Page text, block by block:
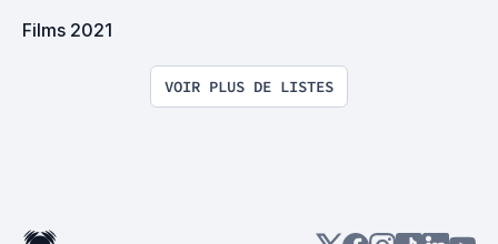
Films 2021
VOIR PLUS DE LISTES